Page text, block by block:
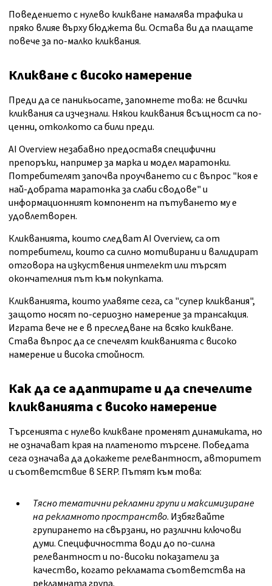
Поведението с нулево кликване намалява трафика и
пряко влияе върху бюджета ви. Остава ви да плащате
повече за по-малко кликвания.
Кликване с високо намерение
Преди да се паникьосате, запомнете това: не всички
кликвания са изчезнали. Някои кликвания всъщност са по-
ценни, отколкото са били преди.
AI Overview незабавно предоставя специфични
препоръки, например за марка и модел маратонки.
Потребителят започва проучването си с въпрос "коя е
най-добрата маратонка за слаби сводове" и
информационният компонент на пътуването му е
удовлетворен.
Кликванията, които следват AI Overview, са от
потребители, които са силно мотивирани и валидират
отговора на изкуствения интелект или търсят
окончателния път към покупката.
Кликванията, които улавяте сега, са "супер кликвания",
защото носят по-сериозно намерение за трансакция.
Играта вече не е в преследване на всяко кликване.
Става въпрос да се спечелят кликванията с високо
намерение и висока стойност.
Как да се адаптирате и да спечелите
кликванията с високо намерение
Търсенията с нулево кликване променят динамиката, но
не означават края на платеното търсене. Победата
сега означава да докажете релевантност, авторитет
и съответствие в SERP. Пътят към това:
Тясно тематични рекламни групи и максимизиране
на рекламното пространство. Избягвайте
групирането на свързани, но различни ключови
думи. Специфичността води до по-силна
релевантност и по-високи показатели за
качество, когато рекламата съответства на